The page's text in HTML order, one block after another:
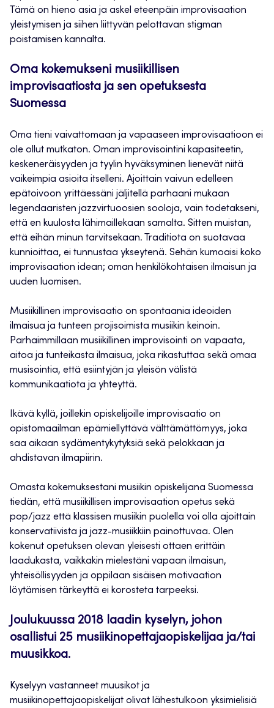
Tämä on hieno asia ja askel eteenpäin improvisaation
yleistymisen ja siihen liittyvän pelottavan stigman
poistamisen kannalta.
Oma kokemukseni musiikillisen
improvisaatiosta ja sen opetuksesta
Suomessa
Oma tieni vaivattomaan ja vapaaseen improvisaatioon ei
ole ollut mutkaton. Oman improvisointini kapasiteetin,
keskeneräisyyden ja tyylin hyväksyminen lienevät niitä
vaikeimpia asioita itselleni. Ajoittain vaivun edelleen
epätoivoon yrittäessäni jäljitellä parhaani mukaan
legendaaristen jazzvirtuoosien sooloja, vain todetakseni,
että en kuulosta lähimaillekaan samalta. Sitten muistan,
että eihän minun tarvitsekaan. Traditiota on suotavaa
kunnioittaa, ei tunnustaa ykseytenä. Sehän kumoaisi koko
improvisaation idean; oman henkilökohtaisen ilmaisun ja
uuden luomisen.
Musiikillinen improvisaatio on spontaania ideoiden
ilmaisua ja tunteen projisoimista musiikin keinoin.
Parhaimmillaan musiikillinen improvisointi on vapaata,
aitoa ja tunteikasta ilmaisua, joka rikastuttaa sekä omaa
musisointia, että esiintyjän ja yleisön välistä
kommunikaatiota ja yhteyttä.
Ikävä kyllä, joillekin opiskelijoille improvisaatio on
opistomaailman epämiellyttävä välttämättömyys, joka
saa aikaan sydämentykytyksiä sekä pelokkaan ja
ahdistavan ilmapiirin.
Omasta kokemuksestani musiikin opiskelijana Suomessa
tiedän, että musiikillisen improvisaation opetus sekä
pop/jazz että klassisen musiikin puolella voi olla ajoittain
konservatiivista ja jazz-musiikkiin painottuvaa. Olen
kokenut opetuksen olevan yleisesti ottaen erittäin
laadukasta, vaikkakin mielestäni vapaan ilmaisun,
yhteisöllisyyden ja oppilaan sisäisen motivaation
löytämisen tärkeyttä ei korosteta tarpeeksi.
Joulukuussa 2018 laadin kyselyn, johon
osallistui 25 musiikinopettajaopiskelijaa ja/tai
muusikkoa.
Kyselyyn vastanneet muusikot ja
musiikinopettajaopiskelijat olivat lähestulkoon yksimielisiä